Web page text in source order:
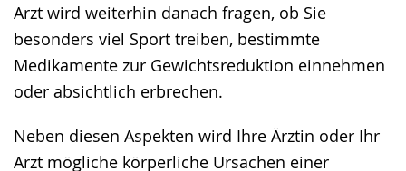
Arzt wird weiterhin danach fragen, ob Sie
besonders viel Sport treiben, bestimmte
Medikamente zur Gewichtsreduktion einnehmen
oder absichtlich erbrechen.
Neben diesen Aspekten wird Ihre Ärztin oder Ihr
Arzt mögliche körperliche Ursachen einer